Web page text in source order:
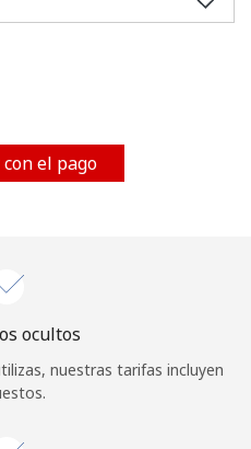
web, estoy de acuerdo con
REGÍSTRATE →
el pago
ocultos
nuestras tarifas incluyen